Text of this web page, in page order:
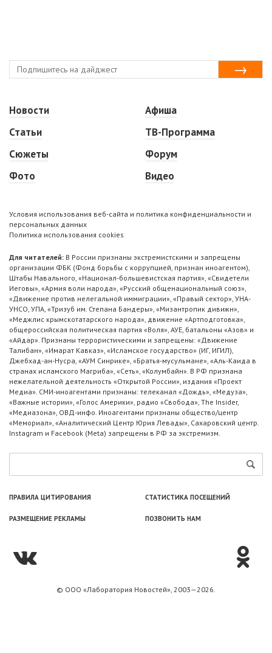
Новости
Статьи
Сюжеты
Фото
Афиша
ТВ-Программа
Форум
Видео
Условия использования веб-сайта и политика конфиденциальности и
персональных данных
Политика использования cookies
Для читателей: В России признаны экстремистскими и запрещены
организации ФБК (Фонд борьбы с коррупцией, признан иноагентом),
Штабы Навального, «Национал-большевистская партия», «Свидетели
Иеговы», «Армия воли народа», «Русский общенациональный союз»,
«Движение против нелегальной иммиграции», «Правый сектор», УНА-
УНСО, УПА, «Тризуб им. Степана Бандеры», «Мизантропик дивижн»,
«Меджлис крымскотатарского народа», движение «Артподготовка»,
общероссийская политическая партия «Воля», АУЕ, батальоны «Азов» и
«Айдар». Признаны террористическими и запрещены: «Движение
Талибан», «Имарат Кавказ», «Исламское государство» (ИГ, ИГИЛ),
Джебхад-ан-Нусра, «АУМ Синрике», «Братья-мусульмане», «Аль-Каида в
странах исламского Магриба», «Сеть», «Колумбайн». В РФ признана
нежелательной деятельность «Открытой России», издания «Проект
Медиа». СМИ-иноагентами признаны: телеканал «Дождь», «Медуза»,
«Важные истории», «Голос Америки», радио «Свобода», The Insider,
«Медиазона», ОВД-инфо. Иноагентами признаны общество/центр
«Мемориал», «Аналитический Центр Юрия Левады», Сахаровский центр.
Instagram и Facebook (Metа) запрещены в РФ за экстремизм.
ПРАВИЛА ЦИТИРОВАНИЯ СТАТИСТИКА ПОСЕЩЕНИЙ
РАЗМЕЩЕНИЕ РЕКЛАМЫ ПОЗВОНИТЬ НАМ
© ООО «Лаборатория Новоcтей», 2003—2026.